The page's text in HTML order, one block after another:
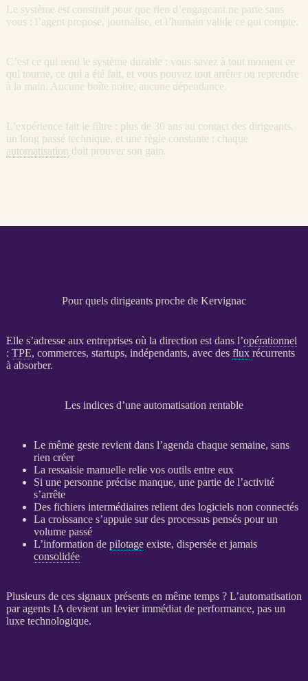
Le système est construit pour que rien d’engageant ne parte sans
vous : l’agent propose, journalise, et l’humain valide ce qui compte.
C’est ce qui rend le système durable : vous savez à tout moment ce
qui tourne, ce qui a été fait, et vous pouvez tout arrêter ou reprendre
à la main. Aucune boîte noire, aucune dépendance.
L’expérience fait le filtre : plus de 30 ans au contact des dirigeants,
un long passé technique, et une règle constante : chaque
automatisation doit prouver son gain.
Pour quels dirigeants proche de Kervignac
Elle s’adresse aux entreprises où la direction est dans l’opérationnel
: TPE, commerces, startups, indépendants, avec des fluxrécurrents
à absorber.
Les indices d’une automatisation rentable
Le même geste revient dans l’agenda chaque semaine, sans
rien créer
La ressaisie manuelle relie vos outils entre eux
Si une personne précise manque, une partie de l’activité
s’arrête
Des fichiers intermédiaires relient des logiciels non connectés
La croissance s’appuie sur des processuspensés pour un
volume passé
L’information de pilotageexiste, dispersée et jamais
consolidée
Plusieurs de ces signaux présents en même temps ? L’automatisation
paragents IA devient un levier immédiat de performance, pas un
luxe technologique.